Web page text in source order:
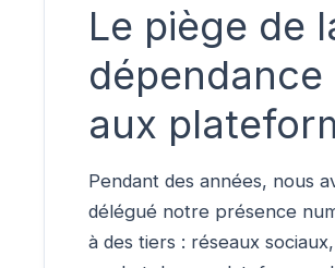
Le piège de
dépendance
aux
Pendant des années, nous
délégué notre présence
à des tiers : réseaux sociaux,